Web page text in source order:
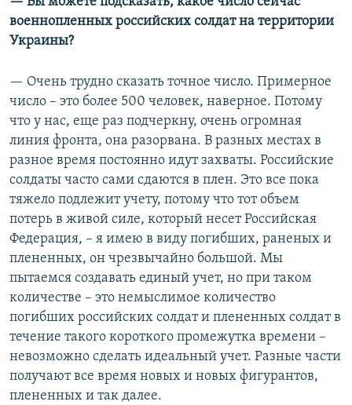
ы
д
и
й
с
л
а
й
д
у
ю
и
й
с
л
а
й
д
военнопленных российских солдат на территории
Украины?
— Очень трудно сказать точное число. Примерное
число – это более 500 человек, наверное. Потому
что у нас, еще раз подчеркну, очень огромная
линия фронта, она разорвана. В разных местах в
разное время постоянно идут захваты. Российские
солдаты часто сами сдаются в плен. Это все пока
тяжело подлежит учету, потому что тот объем
потерь в живой силе, который несет Российская
Федерация, – я имею в виду погибших, раненых и
плененных, он чрезвычайно большой. Мы
пытаемся создавать единый учет, но при таком
количестве – это немыслимое количество
погибших российских солдат и плененных солдат в
течение такого короткого промежутка времени –
невозможно сделать идеальный учет. Разные части
получают все время новых и новых фигурантов,
плененных и так далее.